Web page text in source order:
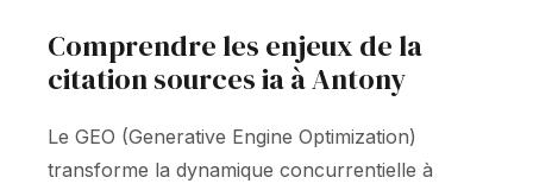
Comprendre les enjeux de la
citation sources ia à Antony
Le GEO (Generative Engine Optimization)
transforme la dynamique concurrentielle à